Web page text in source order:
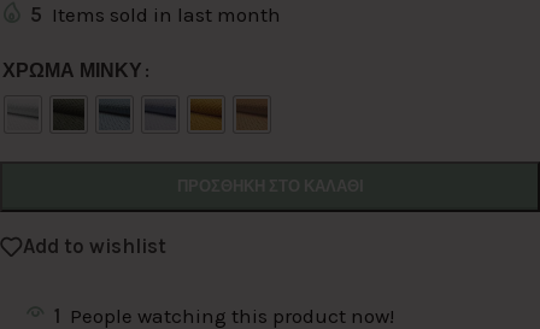
5 Items sold in last month
ΧΡΩΜΑ ΜΙΝΚΥ
Alternative:
Add to wishlist
1 People watching this product now!